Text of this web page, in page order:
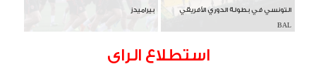
التونسي في بطولة الدوري الأفريقي
BAL
بيراميدز
استطلاع الراى